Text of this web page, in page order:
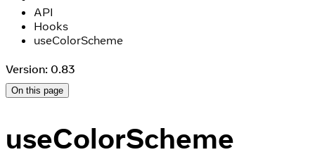
API
Hooks
useColorScheme
Version: 0.83
On this page
useColorScheme